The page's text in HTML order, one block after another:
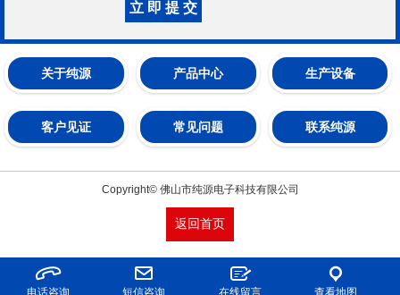
关于纯源 产品中心 生产设备
客户见证 常见问题 联系纯源
Copyright© 佛山市纯源电子科技有限公司
返回首页
电话咨询 短信咨询 在线留言 查看地图